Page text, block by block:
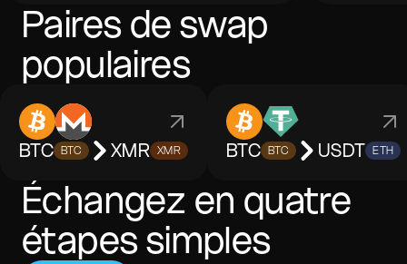
Paires de swap
populaires
BTC BTC XMR XMR BTC BTC USDT ETH
Échangez en quatre
étapes simples